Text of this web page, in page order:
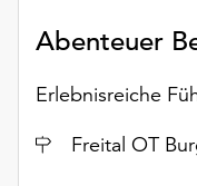
Abenteuer
Erlebnisreiche
Ort
Freital OT